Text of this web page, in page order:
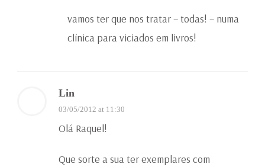
vamos ter que nos tratar – todas! – numa
clínica para viciados em livros!
Lin
03/05/2012 at 11:30
Olá Raquel!
Que sorte a sua ter exemplares com